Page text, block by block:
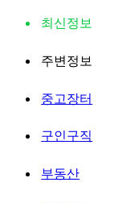
최신정보
주변정보
중고장터
구인구직
부동산